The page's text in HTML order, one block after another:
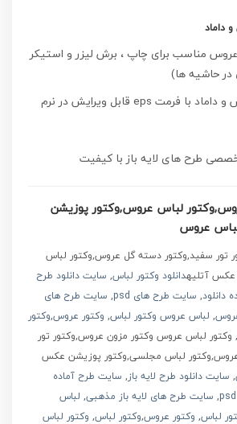
داماد
مناسب برای چاپ ، برش لیزر و استیکر
حاشیه ها)
وکتور آماده عروس و داماد با فرمت eps قابل ویرایش در نرم
طرح های لایه باز با کیفیت
لباس عروس,وکتور پوزیشن
عروس
تور سفید,وکتور دسته گل عروس,وکتور لباس
عکس آتلیهدانلود وکتور لباس, سایت دانلود طرح
دانلود, سایت طرح های psd , سایت طرح های
, لباس عروس وکتور لباس, وکتور عروس,وکتور
, وکتور لباس عروس وکتور مزون عروس,وکتور تور
لباس مجلسی,وکتور پوزیشن عکس
, سایت دانلود طرح لایه باز, سایت طرح آماده
, سایت طرح های لایه باز مذهبی, لباس
لباس, وکتور عروس,وکتور لباس, وکتور لباس